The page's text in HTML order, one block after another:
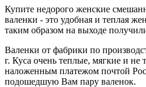
Купите недорого женские
валенки - это удобная и теплая
таким образом на выходе
Валенки от фабрики по
г. Куса очень теплые, мягкие и
наложенным платежом почтой
подошедшую Вам пару валенок.